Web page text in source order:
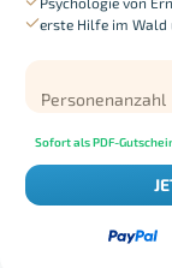
erste Hilfe im Wald
Personenanzahl
Sofort als PDF-